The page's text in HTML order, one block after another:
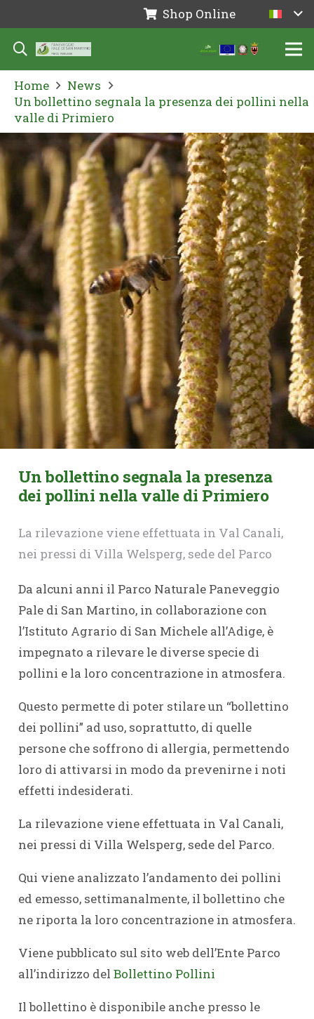
Shop Online
Home
News
Un bollettino segnala la presenza dei pollini nella
valle di Primiero
Un bollettino segnala la presenza
dei pollini nella valle di Primiero
La rilevazione viene effettuata in Val Canali,
nei pressi di Villa Welsperg, sede del Parco
Da alcuni anni il Parco Naturale Paneveggio
Pale di San Martino, in collaborazione con
l’Istituto Agrario di San Michele all’Adige, è
impegnato a rilevare le diverse specie di
pollini e la loro concentrazione in atmosfera.
Questo permette di poter stilare un “bollettino
dei pollini” ad uso, soprattutto, di quelle
persone che soffrono di allergia, permettendo
loro di attivarsi in modo da prevenirne i noti
effetti indesiderati.
La rilevazione viene effettuata in Val Canali,
nei pressi di Villa Welsperg, sede del Parco.
Qui viene analizzato l’andamento dei pollini
ed emesso, settimanalmente, il bollettino che
ne riporta la loro concentrazione in atmosfera.
Viene pubblicato sul sito web dell’Ente Parco
all’indirizzo del Bollettino Pollini
Il bollettino è disponibile anche presso le